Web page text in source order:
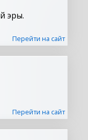
эры.
Перейти на сайт
Перейти на сайт